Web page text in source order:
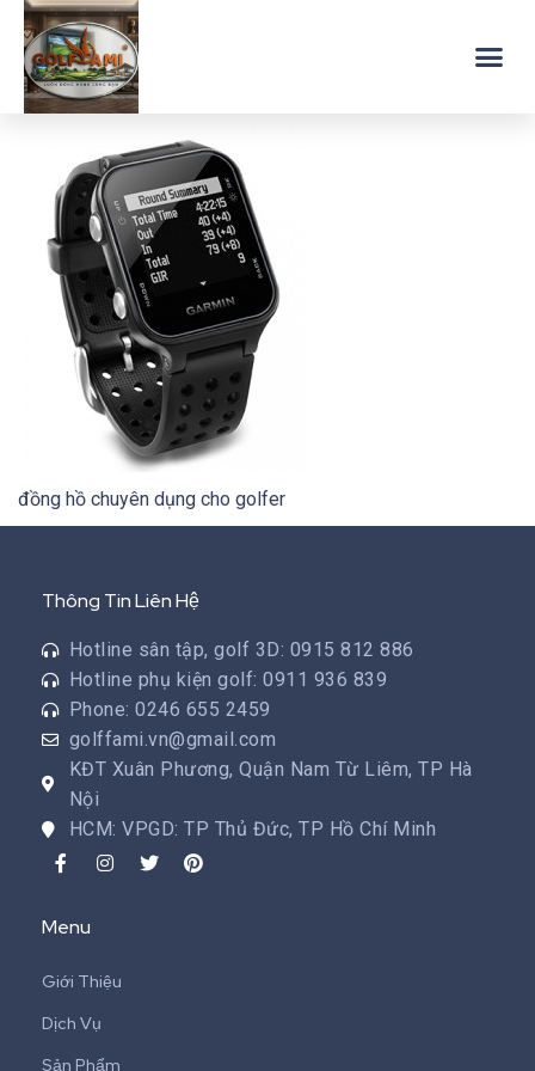
đồng hồ chuyên dụng cho golfer
Thông Tin Liên Hệ
Hotline sân tập, golf 3D: 0915 812 886
Hotline phụ kiện golf: 0911 936 839
Phone: 0246 655 2459
golffami.vn@gmail.com
KĐT Xuân Phương, Quận Nam Từ Liêm, TP Hà
Nội
HCM: VPGD: TP Thủ Đức, TP Hồ Chí Minh
Menu
Giới Thiệu
Dịch Vụ
Sản Phẩm